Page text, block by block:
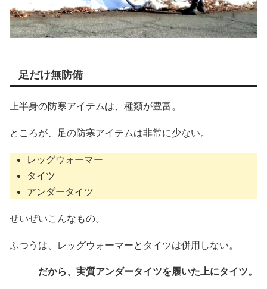
足だけ無防備
上半身の防寒アイテムは、種類が豊富。
ところが、足の防寒アイテムは非常に少ない。
レッグウォーマー
タイツ
アンダータイツ
せいぜいこんなもの。
ふつうは、レッグウォーマーとタイツは併用しない。
だから、実質アンダータイツを履いた上にタイツ。